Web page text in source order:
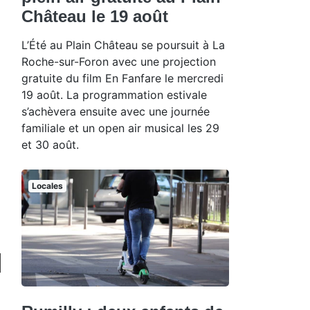
Château le 19 août
L’Été au Plain Château se poursuit à La
Roche-sur-Foron avec une projection
gratuite du film En Fanfare le mercredi
19 août. La programmation estivale
s’achèvera ensuite avec une journée
familiale et un open air musical les 29
et 30 août.
Locales